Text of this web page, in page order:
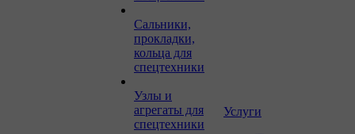
Сальники,
прокладки,
кольца для
спецтехники
Узлы и
агрегаты для
спецтехники
Услуги